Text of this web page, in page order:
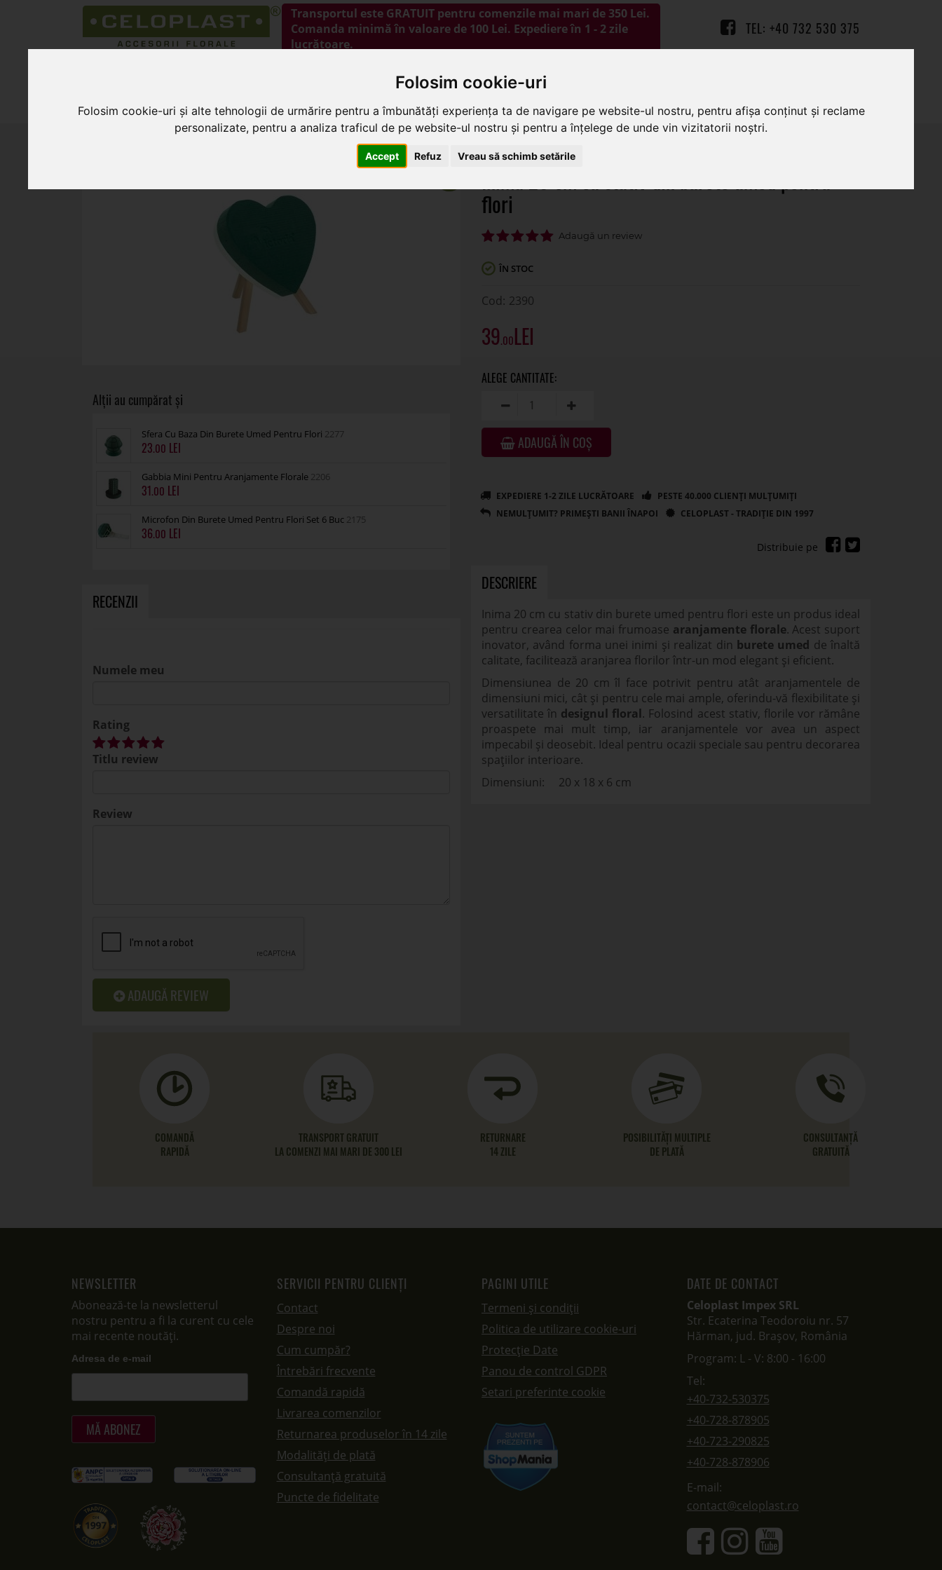
Folosim cookie-uri
Folosim cookie-uri și alte tehnologii de urmărire pentru a îmbunătăți experiența ta de navigare pe website-ul nostru, pentru afișa conținut și reclame
personalizate, pentru a analiza traficul de pe website-ul nostru și pentru a înțelege de unde vin vizitatorii noștri.
Accept Refuz Vreau să schimb setările
Transportul este GRATUIT pentru comenzile mai mari de 350 Lei.
Comanda minimă în valoare de 100 Lei. Expediere în 1 - 2 zile
lucrătoare.
TEL: +40 732 530 375
Burete pentru flori Inima 20 cm cu stativ din burete umed pentru flori
Sfera Cu Baza Din Burete Umed Pentru Flori 2277
23.00
Gabbia Mini Pentru Aranjamente Florale 2206
31.00
Microfon Din Burete Umed Pentru Flori Set 6 Buc 2175
36.00
RECENZII
Numele meu
Rating
Titlu review
Review
ADAUGĂ REVIEW
Inima 20 cm cu stativ din burete umed pentru
flori
ÎN STOC
2390
39.00
ADAUGĂ ÎN COȘ
DESCRIERE
Inima 20 cm cu stativ din burete umed pentru flori este un produs ideal
pentru crearea celor mai frumoase aranjamente florale. Acest suport
inovator, având forma unei inimi și realizat din burete umed de înaltă
calitate, facilitează aranjarea florilor într-un mod elegant și eficient.
Dimensiunea de 20 cm îl face potrivit pentru atât aranjamentele de
dimensiuni mici, cât și pentru cele mai ample, oferindu-vă flexibilitate și
versatilitate în designul floral. Folosind acest stativ, florile vor rămâne
proaspete mai mult timp, iar aranjamentele vor avea un aspect
impecabil și deosebit. Ideal pentru ocazii speciale sau pentru decorarea
spațiilor interioare.
Dimensiuni: 20 x 18 x 6 cm
COMANDĂ
RAPIDĂ
TRANSPORT GRATUIT
LA COMENZI MAI MARI DE 300 LEI
RETURNARE
14 ZILE
POSIBILITĂȚI MULTIPLE
DE PLATĂ
CONSULTANȚĂ
GRATUITĂ
NEWSLETTER
Abonează-te la newsletterul
nostru pentru a fi la curent cu cele
mai recente noutăți.
Adresa de e-mail
SERVICII PENTRU CLIENȚI
Contact
Despre noi
Cum cumpăr?
Întrebări frecvente
Comandă rapidă
Livrarea comenzilor
Returnarea produselor în 14 zile
Modalități de plată
Consultanță gratuită
Puncte de fidelitate
PAGINI UTILE
Termeni și condiții
Politica de utilizare cookie-uri
Protecție Date
Panou de control GDPR
Setari preferinte cookie
DATE DE CONTACT
Celoplast Impex SRL
Str. Ecaterina Teodoroiu nr. 57
Hărman, jud. Brașov, România
Program: L - V: 8:00 - 16:00
Tel:
+40-732-530375
+40-728-878905
+40-723-290825
+40-728-878906
E-mail:
contact@celoplast.ro